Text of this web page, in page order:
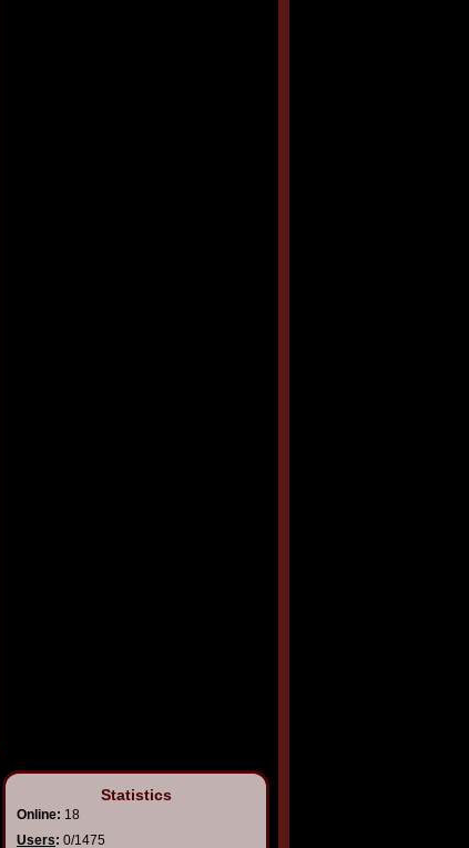
Statistics
Online: 18
Users: 0/1475